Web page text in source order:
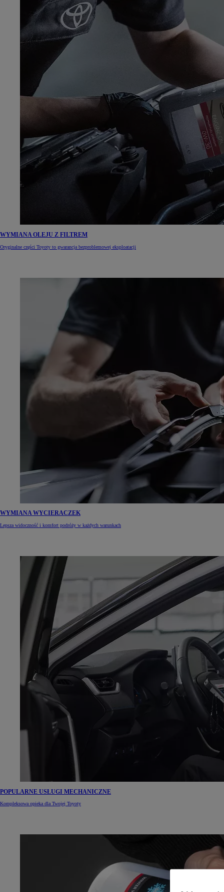
WYMIANA OLEJU Z FILTREM
Oryginalne części Toyoty to gwarancja bezproblemowej eksploatacji
WYMIANA WYCIERACZEK
Lepsza widoczność i komfort podróży w każdych warunkach
POPULARNE USŁUGI MECHANICZNE
Kompleksowa opieka dla Twojej Toyoty